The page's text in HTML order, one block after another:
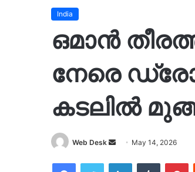
India
ഒമാൻ
നേരെ
കടലിൽ
Web Desk
Send
email
May 14, 2026
FacebookTwitter LinkedInTumblr